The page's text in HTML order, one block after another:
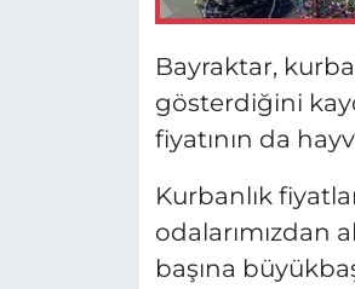
Bayraktar,
gösterdiğini
fiyatının da
Kurbanlık
odalarımızdan
başına